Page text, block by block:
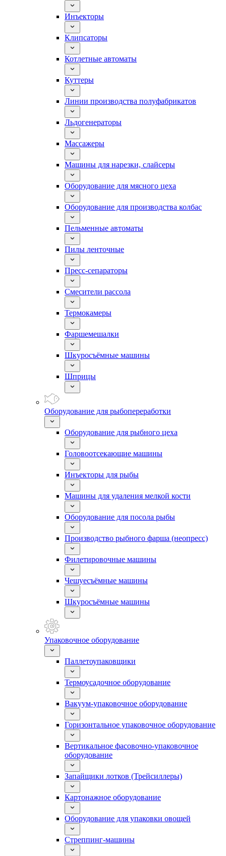
Инъекторы
Клипсаторы
Котлетные автоматы
Куттеры
Линии производства полуфабрикатов
Льдогенераторы
Массажеры
Машины для нарезки, слайсеры
Оборудование для мясного цеха
Оборудование для производства колбас
Пельменные автоматы
Пилы ленточные
Пресс-сепараторы
Смесители рассола
Термокамеры
Фаршемешалки
Шкуросъёмные машины
Шприцы
Оборудование для рыбопереработки
Оборудование для рыбного цеха
Головоотсекающие машины
Инъекторы для рыбы
Машины для удаления мелкой кости
Оборудование для посола рыбы
Производство рыбного фарша (неопресс)
Филетировочные машины
Чешуесъёмные машины
Шкуросъёмные машины
Упаковочное оборудование
Паллетоупаковщики
Термоусадочное оборудование
Вакуум-упаковочное оборудование
Горизонтальное упаковочное оборудование
Вертикальное фасовочно-упаковочное
оборудование
Запайщики лотков (Трейсиллеры)
Картонажное оборудование
Оборудование для упаковки овощей
Стреппинг-машины